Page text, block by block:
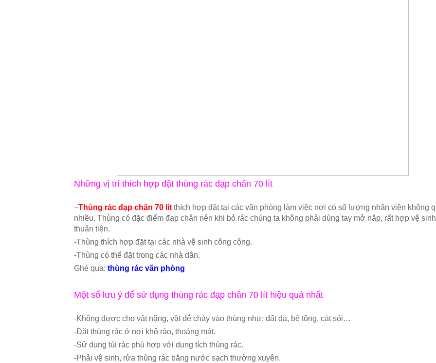
Những vị trí thích hợp đặt thùng rác đạp chân 70 lít
–Thùng rác đạp chân 70 lítthích hợp đặt tại các văn phòng làm việc nơi có số lượng nhân viên không
nhiều. Thùng có đặc điểm đạp chân nên khi bỏ rác chúng ta không phải dùng tay mở nắp, rất hợp vệ
thuận tiện.
-Thùng thích hợp đặt tại các nhà vệ sinh công cộng.
-Thùng có thể đặt trong các nhà dân.
Ghé qua: thùng rác văn phòng
Một số lưu ý để sử dụng thùng rác đạp chân 70 lít hiệu quả nhất
-Không được cho vật nặng, vật dễ cháy vào thùng như: đất đá, bê tông, cát sỏi…
-Đặt thùng rác ở nơi khô ráo, thoáng mát.
-Sử dụng túi rác phù hợp với dung tích thùng rác.
-Phải vệ sinh, rửa thùng rác bằng nước sạch thường xuyên.